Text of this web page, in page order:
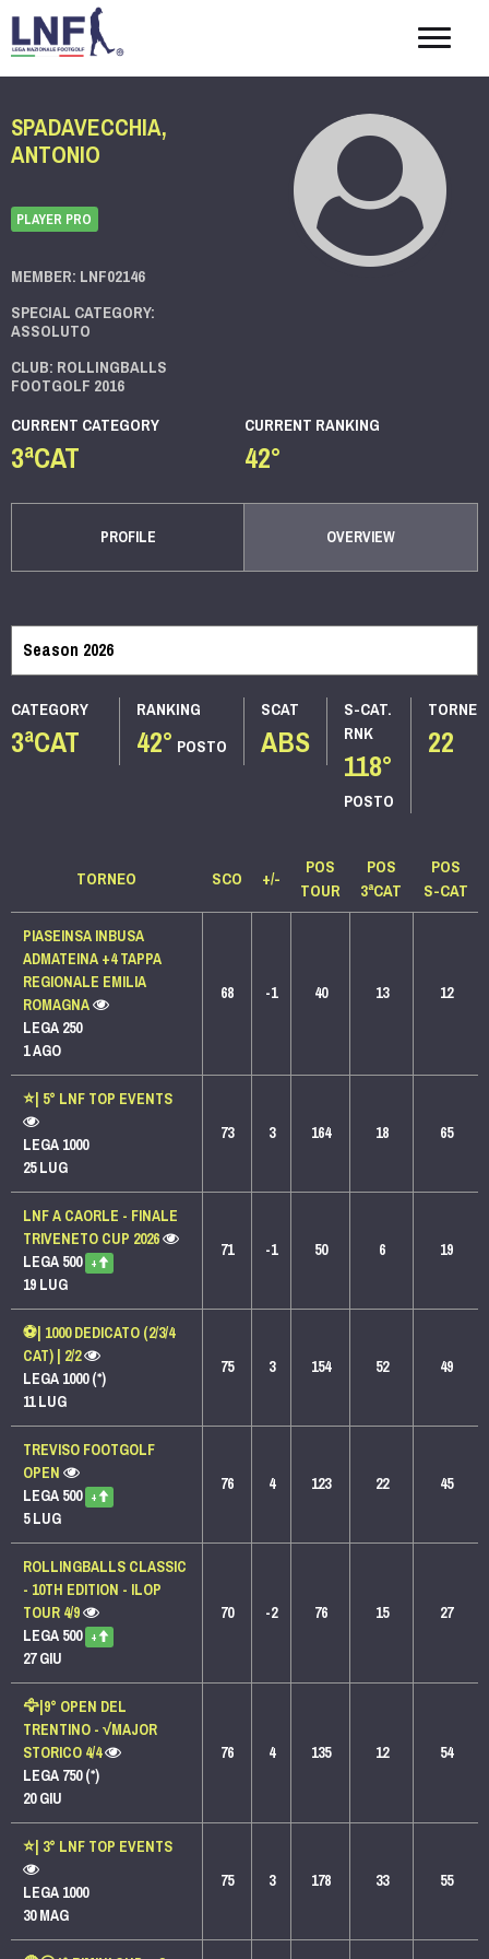
SPADAVECCHIA,
ANTONIO
PLAYER PRO
MEMBER: LNF02146
SPECIAL CATEGORY:
ASSOLUTO
CLUB: ROLLINGBALLS
FOOTGOLF 2016
CURRENT CATEGORY
3ªCAT
CURRENT RANKING
42°
PROFILE OVERVIEW
CATEGORY
3ªCAT
RANKING
42° POSTO
SCAT
ABS
S-CAT.
RNK
118°
POSTO
TORNEI
22
TORNEO SCO +/- POS
TOUR
POS
3ªCAT
POS
S-CAT
PIASEINSA INBUSA
ADMATEINA +4 TAPPA
REGIONALE EMILIA
ROMAGNA
LEGA 250
1 AGO
68 -1 40 13 12
⭐️| 5° LNF TOP EVENTS
LEGA 1000
25 LUG
73 3 164 18 65
LNF A CAORLE - FINALE
TRIVENETO CUP 2026
LEGA 500 +
19 LUG
71 -1 50 6 19
⚽| 1000 DEDICATO (2/3/4
CAT) | 2/2
LEGA 1000 (*)
11 LUG
75 3 154 52 49
TREVISO FOOTGOLF
OPEN
LEGA 500 +
5 LUG
76 4 123 22 45
ROLLINGBALLS CLASSIC
- 10TH EDITION - ILOP
TOUR 4/9
LEGA 500 +
27 GIU
70 -2 76 15 27
🦅|9° OPEN DEL
TRENTINO - √MAJOR
STORICO 4/4
LEGA 750 (*)
20 GIU
76 4 135 12 54
⭐️| 3° LNF TOP EVENTS
LEGA 1000
30 MAG
75 3 178 33 55